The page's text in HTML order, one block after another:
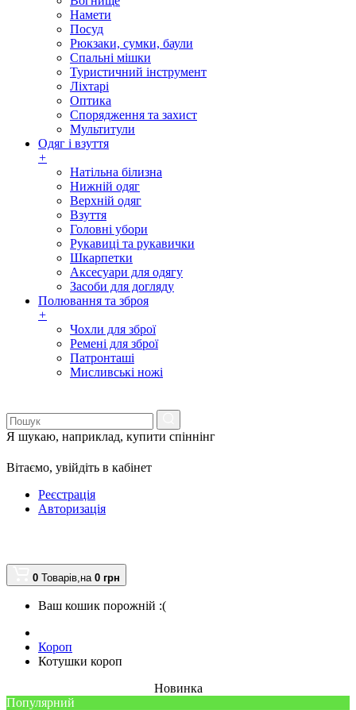
Намети
Посуд
Рюкзаки, сумки, баули
Спальні мішки
Туристичний інструмент
Ліхтарі
Оптика
Спорядження та захист
Мультитули
Одяг і взуття
+
Натільна білизна
Нижній одяг
Верхній одяг
Взуття
Головні убори
Рукавиці та рукавички
Шкарпетки
Аксесуари для одягу
Засоби для догляду
Полювання та зброя
+
Чохли для зброї
Ремені для зброї
Патронташі
Мисливські ножі
Я шукаю, наприклад, купити спіннінг
Вітаємо, увійдіть в кабінет
Реєстрація
Авторизація
0 Товарів,на 0 грн
Ваш кошик порожній :(
Короп
Котушки короп
Новинка
Популярний